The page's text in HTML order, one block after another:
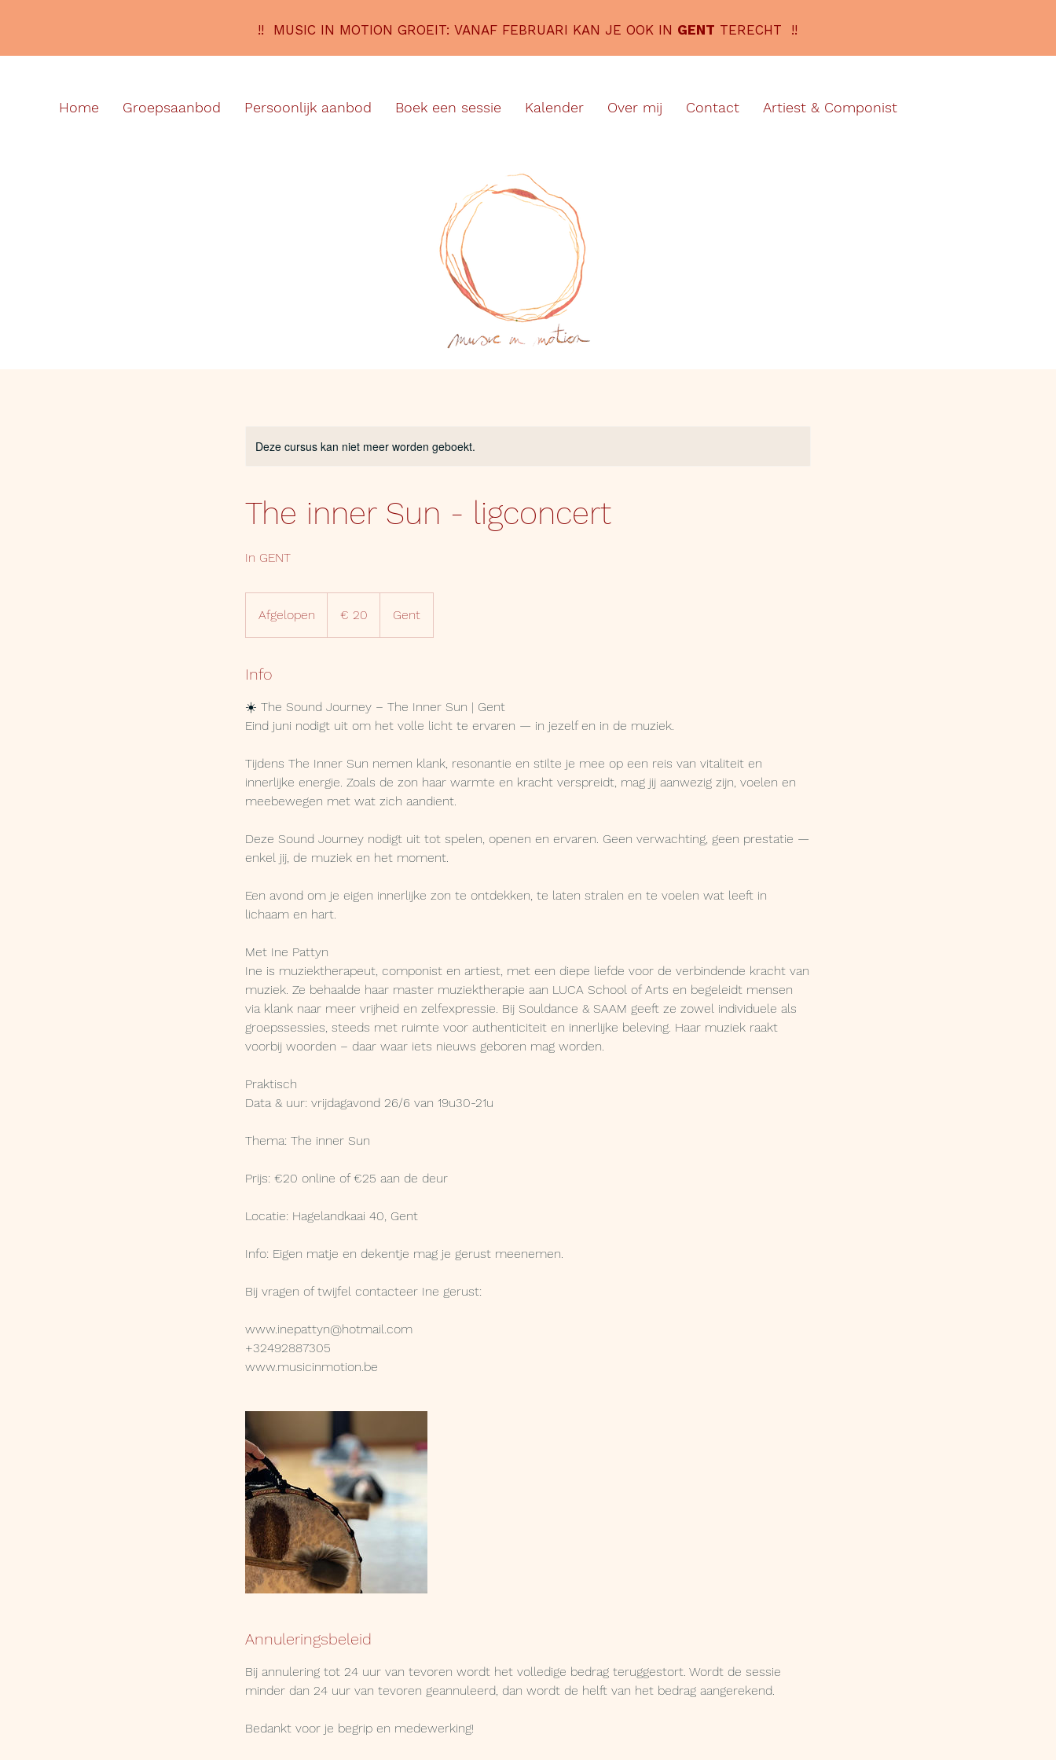
!! MUSIC IN MOTION GROEIT: VANAF FEBRUARI KAN JE OOK IN GENT TERECHT !!
Home Groepsaanbod Persoonlijk aanbod Boek een sessie Kalender Over mij Contact Artiest & Componist
Deze cursus kan niet meer worden geboekt.
The inner Sun - ligconcert
In GENT
Afgelopen
f
o
p
n
€ 20 Gent
Info
☀️ The Sound Journey – The Inner Sun | Gent
Eind juni nodigt uit om het volle licht te ervaren — in jezelf en in de muziek.
Tijdens The Inner Sun nemen klank, resonantie en stilte je mee op een reis van vitaliteit en
innerlijke energie. Zoals de zon haar warmte en kracht verspreidt, mag jij aanwezig zijn, voelen en
meebewegen met wat zich aandient.
Deze Sound Journey nodigt uit tot spelen, openen en ervaren. Geen verwachting, geen prestatie —
enkel jij, de muziek en het moment.
Een avond om je eigen innerlijke zon te ontdekken, te laten stralen en te voelen wat leeft in
lichaam en hart.
Met Ine Pattyn
Ine is muziektherapeut, componist en artiest, met een diepe liefde voor de verbindende kracht van
muziek. Ze behaalde haar master muziektherapie aan LUCA School of Arts en begeleidt mensen
via klank naar meer vrijheid en zelfexpressie. Bij Souldance & SAAM geeft ze zowel individuele als
groepssessies, steeds met ruimte voor authenticiteit en innerlijke beleving. Haar muziek raakt
voorbij woorden – daar waar iets nieuws geboren mag worden.
Praktisch
Data & uur: vrijdagavond 26/6 van 19u30-21u
Thema: The inner Sun
Prijs: €20 online of €25 aan de deur
Locatie: Hagelandkaai 40, Gent
Info: Eigen matje en dekentje mag je gerust meenemen.
Bij vragen of twijfel contacteer Ine gerust:
www.inepattyn@hotmail.com
+32492887305
www.musicinmotion.be
Annuleringsbeleid
Bij annulering tot 24 uur van tevoren wordt het volledige bedrag teruggestort. Wordt de sessie
minder dan 24 uur van tevoren geannuleerd, dan wordt de helft van het bedrag aangerekend.
Bedankt voor je begrip en medewerking!